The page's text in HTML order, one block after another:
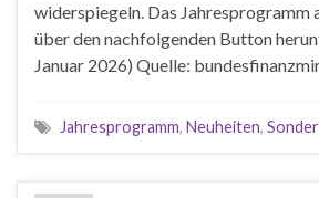
widerspiegeln. Das Jahresprogramm
über den nachfolgenden Button
Januar 2026) Quelle:
Jahresprogramm, Neuheiten,